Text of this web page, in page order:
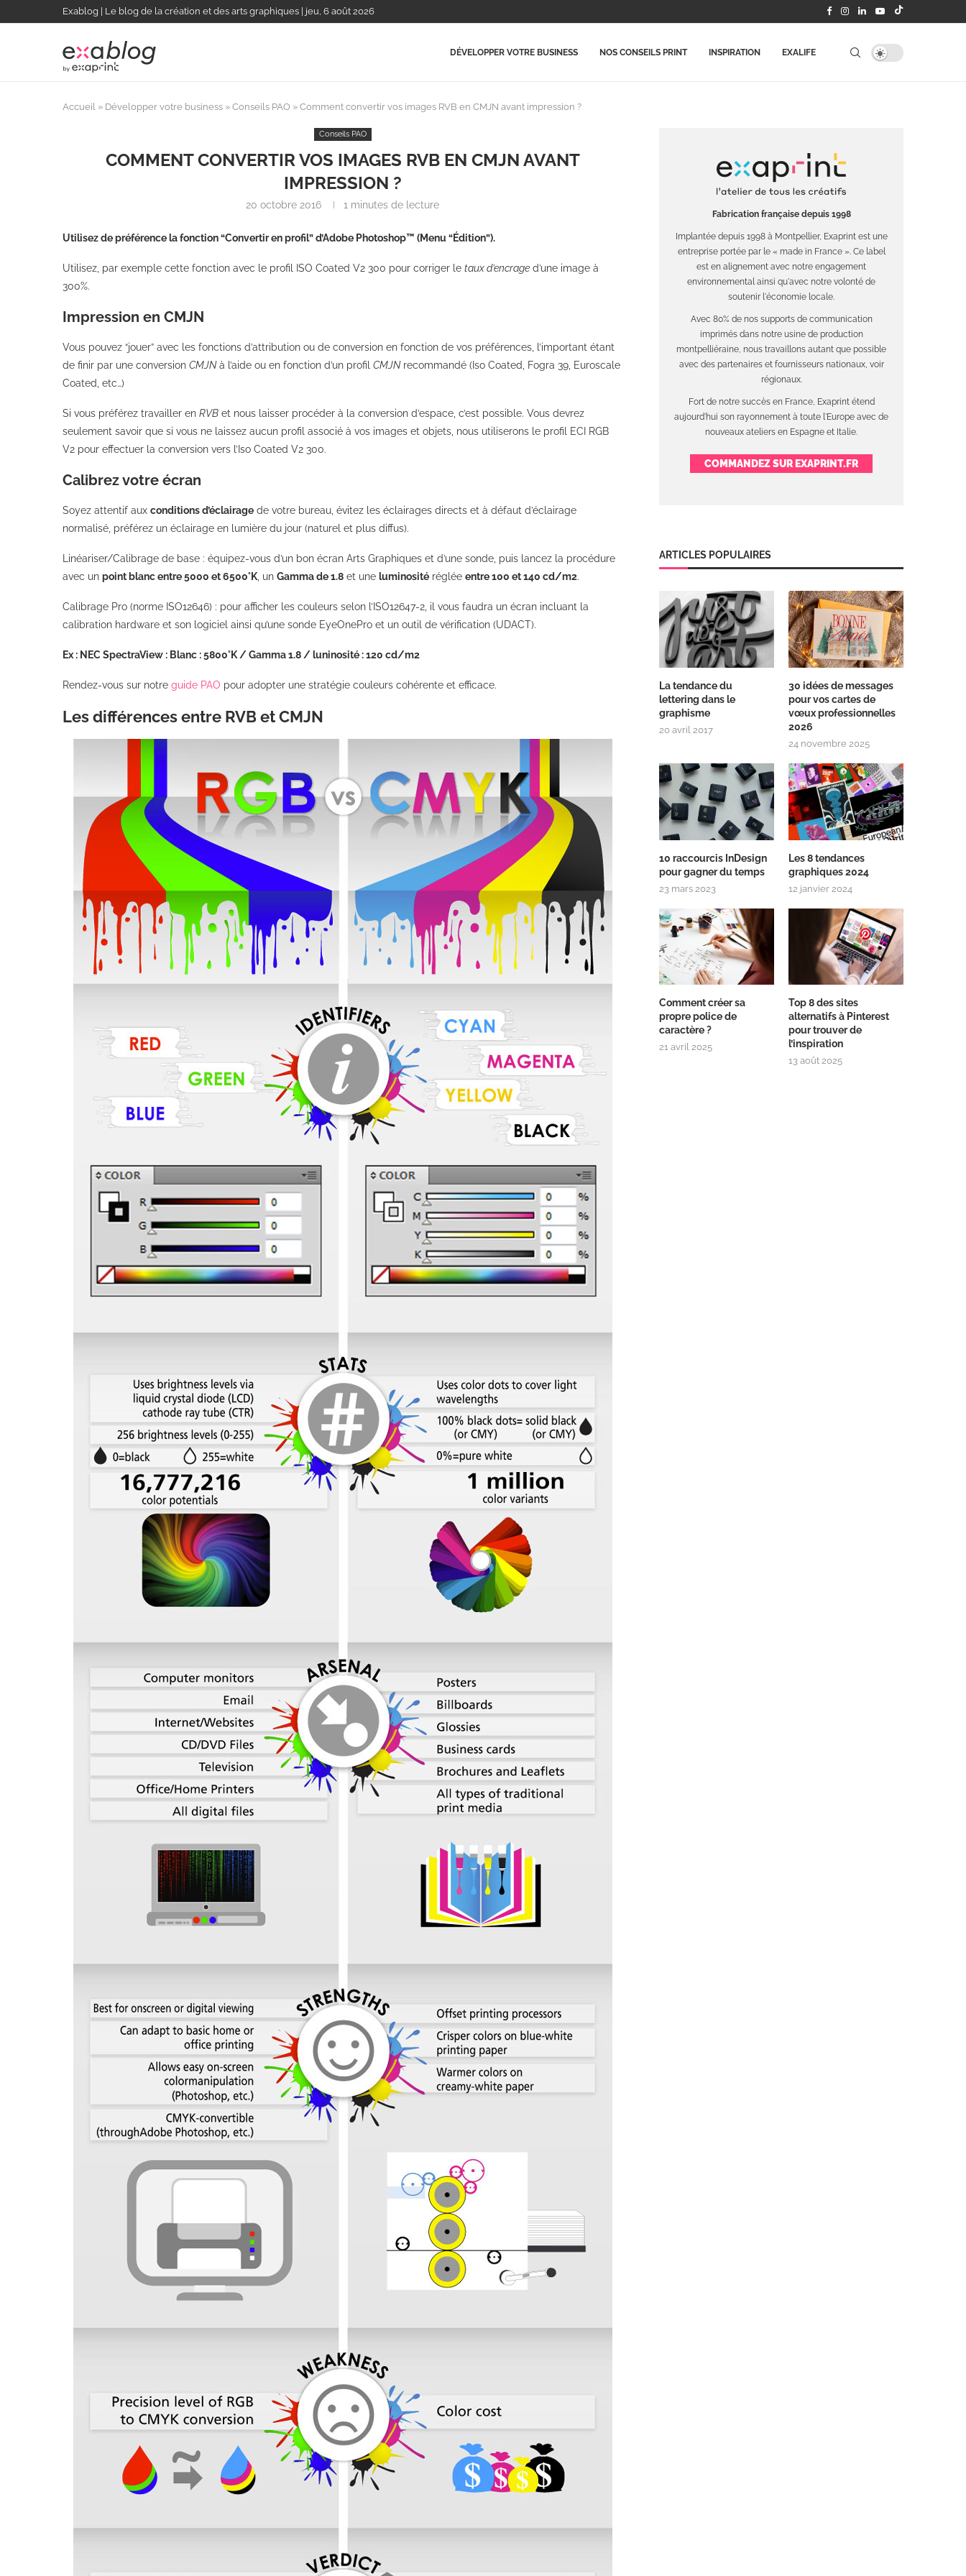
Exablog | Le blog de la création et des arts graphiques | jeu, 6 août 2026
DÉVELOPPER VOTRE BUSINESS NOS CONSEILS PRINT INSPIRATION EXALIFE
Accueil » Développer votre business » Conseils PAO » Comment convertir vos images RVB en CMJN avant impression ?
Conseils PAO
COMMENT CONVERTIR VOS IMAGES RVB EN CMJN AVANT
IMPRESSION ?
20 octobre 2016 1 minutes de lecture
Utilisez de préférence la fonction “Convertir en profil” d’Adobe Photoshop™ (Menu “Édition”).
Utilisez, par exemple cette fonction avec le profil ISO Coated V2 300 pour corriger le taux d’encrage d’une image à
300%.
Impression en CMJN
Vous pouvez “jouer” avec les fonctions d’attribution ou de conversion en fonction de vos préférences, l’important étant
de finir par une conversion CMJNà l’aide ou en fonction d’un profil CMJNrecommandé (Iso Coated, Fogra 39, Euroscale
Coated, etc…)
Si vous préférez travailler en RVB et nous laisser procéder à la conversion d’espace, c’est possible. Vous devrez
seulement savoir que si vous ne laissez aucun profil associé à vos images et objets, nous utiliserons le profil ECI RGB
V2 pour effectuer la conversion vers l’Iso Coated V2 300.
Calibrez votre écran
Soyez attentif aux conditions d’éclairage de votre bureau, évitez les éclairages directs et à défaut d’éclairage
normalisé, préférez un éclairage en lumière du jour (naturel et plus diffus).
Linéariser/Calibrage de base : équipez-vous d’un bon écran Arts Graphiques et d’une sonde, puis lancez la procédure
avec un point blanc entre 5000 et 6500°K , un Gamma de 1.8 et une luminosité réglée entre 100 et 140 cd/m2.
Calibrage Pro (norme ISO12646) : pour afficher les couleurs selon l’ISO12647-2, il vous faudra un écran incluant la
calibration hardware et son logiciel ainsi qu’une sonde EyeOnePro et un outil de vérification (UDACT).
Ex : NEC SpectraView : Blanc : 5800°K / Gamma 1.8 / luninosité : 120 cd/m2
Rendez-vous sur notre guide PAO pour adopter une stratégie couleurs cohérente et efficace.
Les différences entre RVB et CMJN
Fabrication française depuis 1998
Implantée depuis 1998 à Montpellier, Exaprint est une
entreprise portée par le « made in France ». Ce label
est en alignement avec notre engagement
environnemental ainsi qu'avec notre volonté de
soutenir l'économie locale.
Avec 80% de nos supports de communication
imprimés dans notre usine de production
montpelliéraine, nous travaillons autant que possible
avec des partenaires et fournisseurs nationaux, voir
régionaux.
Fort de notre succès en France, Exaprint étend
aujourd'hui son rayonnement à toute l'Europe avec de
nouveaux ateliers en Espagne et Italie.
COMMANDEZ SUR EXAPRINT.FR
ARTICLES POPULAIRES
La tendance du
lettering dans le
graphisme
20 avril 2017
30 idées de messages
pour vos cartes de
vœux professionnelles
2026
24 novembre 2025
10 raccourcis InDesign
pour gagner du temps
23 mars 2023
Les 8 tendances
graphiques 2024
12 janvier 2024
Comment créer sa
propre police de
caractère ?
21 avril 2025
Top 8 des sites
alternatifs à Pinterest
pour trouver de
l’inspiration
13 août 2025